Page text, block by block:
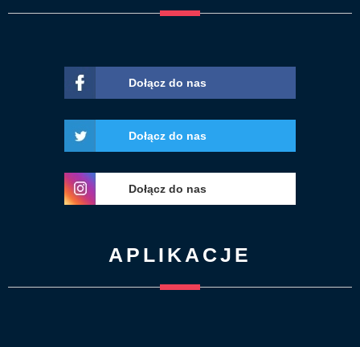
Dołącz do nas
Dołącz do nas
Dołącz do nas
APLIKACJE